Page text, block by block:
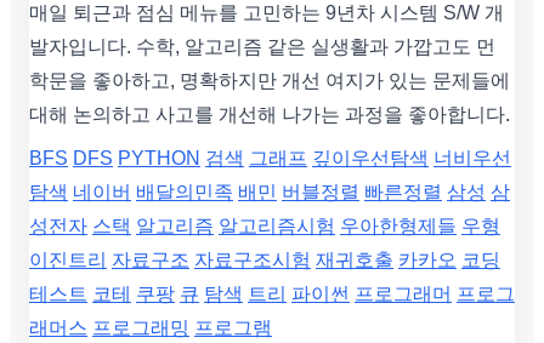
매일 퇴근과 점심 메뉴를 고민하는 9년차 시스템 S/W 개
발자입니다. 수학, 알고리즘 같은 실생활과 가깝고도 먼
학문을 좋아하고, 명확하지만 개선 여지가 있는 문제들에
대해 논의하고 사고를 개선해 나가는 과정을 좋아합니다.
BFS DFS PYTHON 검색 그래프 깊이우선탐색 너비우선
탐색 네이버 배달의민족 배민 버블정렬 빠른정렬 삼성 삼
성전자 스택 알고리즘 알고리즘시험 우아한형제들 우형
이진트리 자료구조 자료구조시험 재귀호출 카카오 코딩
테스트 코테 쿠팡 큐 탐색 트리 파이썬 프로그래머 프로그
래머스 프로그래밍 프로그램